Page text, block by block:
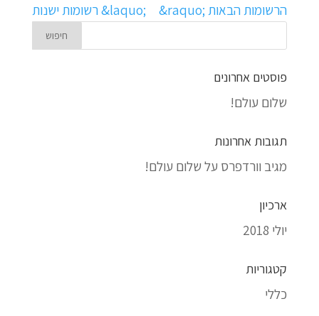
הרשומות הבאות ‪&‬r‪aquo;‬
פוסטים אחרונים
שלום עולם!
תגובות אחרונות
מגיב וורדפרס על שלום עולם!
ארכיון
יולי 2018
קטגוריות
כללי